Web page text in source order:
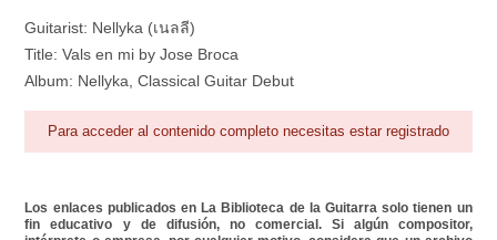
Área personal
Guitarist: Nellyka (เนลลี)
Title: Vals en mi by Jose Broca
Album: Nellyka, Classical Guitar Debut
Para acceder al contenido completo necesitas estar registrado
Los enlaces publicados en La Biblioteca de la Guitarra solo tienen un
fin educativo y de difusión, no comercial. Si algún compositor,